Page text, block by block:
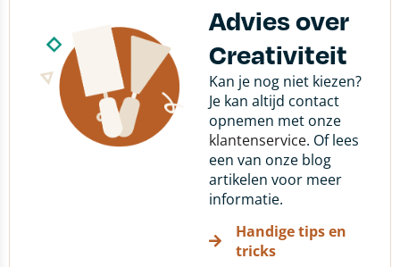
Advies over
Creativiteit
Kan je nog niet kiezen?
Je kan altijd contact
opnemen met onze
klantenservice. Of lees
een van onze blog
artikelen voor meer
informatie.
Handige tips en
tricks